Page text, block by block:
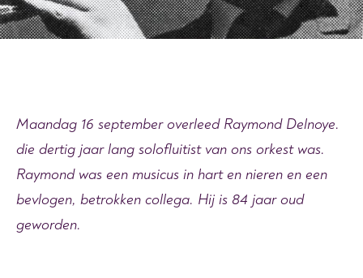
Maandag 16 september overleed Raymond Delnoye.
die dertig jaar lang solofluitist van ons orkest was.
Raymond was een musicus in hart en nieren en een
bevlogen, betrokken collega. Hij is 84 jaar oud
geworden.